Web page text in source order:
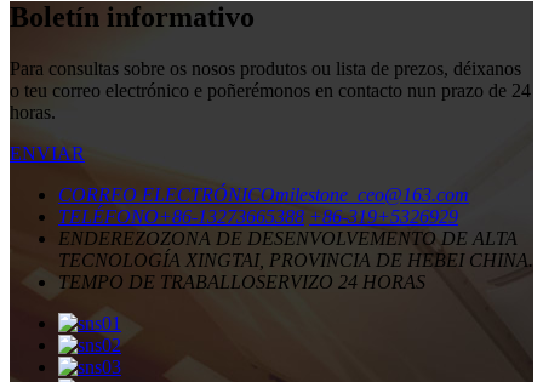
Boletín informativo
Para consultas sobre os nosos produtos ou lista de prezos, déixanos
o teu correo electrónico e poñerémonos en contacto nun prazo de 24
horas.
ENVIAR
CORREO ELECTRÓNICOmilestone_ceo@163.com
TELÉFONO+86-13273665388 +86-319+5326929
ENDEREZOZONA DE DESENVOLVEMENTO DE ALTA
TECNOLOGÍA XINGTAI, PROVINCIA DE HEBEI CHINA.
TEMPO DE TRABALLOSERVIZO 24 HORAS